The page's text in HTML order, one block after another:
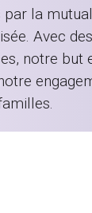
par la
Avec
notre but